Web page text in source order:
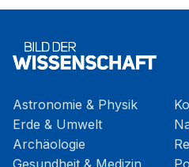
Astronomie & Physik
Erde & Umwelt
Archäologie
Gesundheit & Medizin